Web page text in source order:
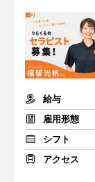
給与
雇用形態
シフト
アクセス